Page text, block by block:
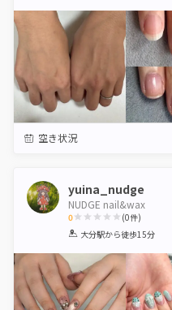
空き状況
yuina_nudge
NUDGE nail&wax
0
1 2 3 4 5
(0件)
大分駅から徒歩15分